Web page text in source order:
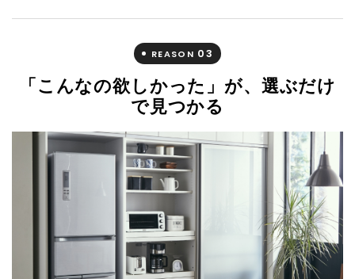
REASON 03
「こんなの欲しかった」が、選ぶだけ
で見つかる